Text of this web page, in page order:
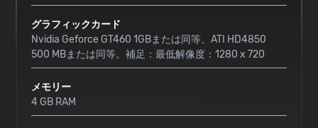
グラフィックカード
Nvidia Geforce GT460 1GBまたは同等、ATI HD4850
500 MBまたは同等。補足：最低解像度：1280 x 720
メモリー
4 GB RAM